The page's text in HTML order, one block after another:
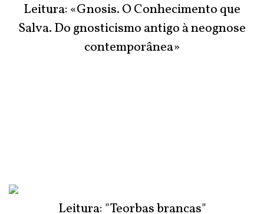
Leitura: «Gnosis. O Conhecimento que
Salva. Do gnosticismo antigo à neognose
contemporânea»
Leitura: "Teorbas brancas"